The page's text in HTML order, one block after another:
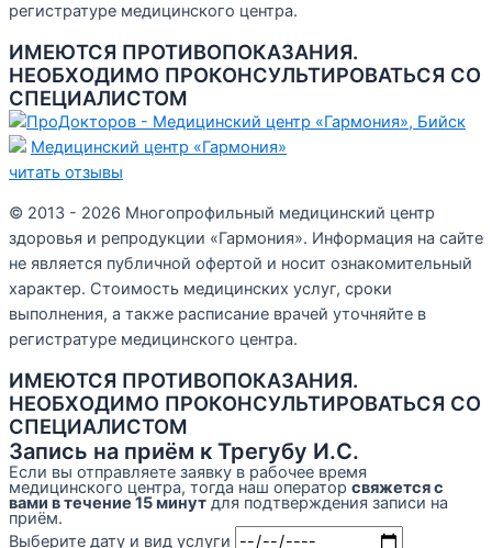
регистратуре медицинского центра.
ИМЕЮТСЯ ПРОТИВОПОКАЗАНИЯ.
НЕОБХОДИМО ПРОКОНСУЛЬТИРОВАТЬСЯ СО
СПЕЦИАЛИСТОМ
Медицинский центр «Гармония»
читать отзывы
© 2013 - 2026 Многопрофильный медицинский центр
здоровья и репродукции «Гармония». Информация на сайте
не является публичной офертой и носит ознакомительный
характер. Стоимость медицинских услуг, сроки
выполнения, а также расписание врачей уточняйте в
регистратуре медицинского центра.
ИМЕЮТСЯ ПРОТИВОПОКАЗАНИЯ.
НЕОБХОДИМО ПРОКОНСУЛЬТИРОВАТЬСЯ СО
СПЕЦИАЛИСТОМ
Запись на приём к Трегубу И.С.
Если вы отправляете заявку в рабочее время
медицинского центра, тогда наш оператор свяжется с
вами в течение 15 минут для подтверждения записи на
приём.
Выберите дату и вид услуги